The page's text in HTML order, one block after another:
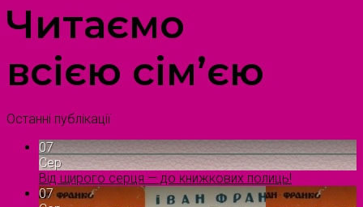
Читаємо
всією сім’єю
Останні публікації
07
Сер
Від щирого серця — до книжкових полиць!
07